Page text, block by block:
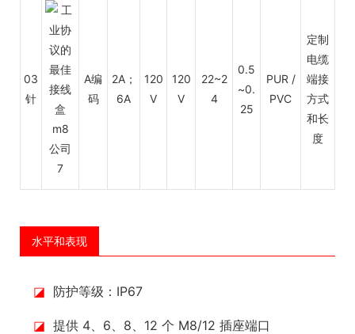
03
针
A编
码
2A；
6A
120
V
120
V
22~2
4
0.5
~0.
25
PUR /
PVC
定制
电缆
端接
方式
和长
度
水平和表现
◪ 防护等级：IP67
◪ 提供 4、6、8、12 个 M8/12 插座端口